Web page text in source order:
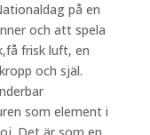
på en
och att spela
frisk luft, en
och själ.
som element i